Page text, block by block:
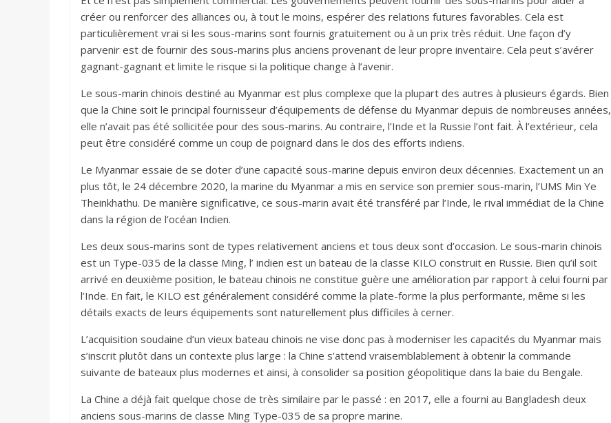
créer ou renforcer des alliances ou, à tout le moins, espérer des relations futures favorables. Cela est
particulièrement vrai si les sous-marins sont fournis gratuitement ou à un prix très réduit. Une façon d’y
parvenir est de fournir des sous-marins plus anciens provenant de leur propre inventaire. Cela peut s’avérer
gagnant-gagnant et limite le risque si la politique change à l’avenir.
Le sous-marin chinois destiné au Myanmar est plus complexe que la plupart des autres à plusieurs égards. Bien
que la Chine soit le principal fournisseur d’équipements de défense du Myanmar depuis de nombreuses années,
elle n’avait pas été sollicitée pour des sous-marins. Au contraire, l’Inde et la Russie l’ont fait. À l’extérieur, cela
peut être considéré comme un coup de poignard dans le dos des efforts indiens.
Le Myanmar essaie de se doter d’une capacité sous-marine depuis environ deux décennies. Exactement un an
plus tôt, le 24 décembre 2020, la marine du Myanmar a mis en service son premier sous-marin, l’UMS Min Ye
Theinkhathu. De manière significative, ce sous-marin avait été transféré par l’Inde, le rival immédiat de la Chine
dans la région de l’océan Indien.
Les deux sous-marins sont de types relativement anciens et tous deux sont d’occasion. Le sous-marin chinois
est un Type-035 de la classe Ming, l’ indien est un bateau de la classe KILO construit en Russie. Bien qu’il soit
arrivé en deuxième position, le bateau chinois ne constitue guère une amélioration par rapport à celui fourni par
l’Inde. En fait, le KILO est généralement considéré comme la plate-forme la plus performante, même si les
détails exacts de leurs équipements sont naturellement plus difficiles à cerner.
L’acquisition soudaine d’un vieux bateau chinois ne vise donc pas à moderniser les capacités du Myanmar mais
s’inscrit plutôt dans un contexte plus large : la Chine s’attend vraisemblablement à obtenir la commande
suivante de bateaux plus modernes et ainsi, à consolider sa position géopolitique dans la baie du Bengale.
La Chine a déjà fait quelque chose de très similaire par le passé : en 2017, elle a fourni au Bangladesh deux
anciens sous-marins de classe Ming Type-035 de sa propre marine.